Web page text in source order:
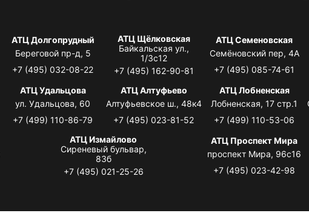
АТЦ Долгопрудный
Береговой пр-д, 5
+7 (495) 032-08-22
АТЦ Щёлковская
Байкальская ул.,
1/3с12
+7 (495) 162-90-81
АТЦ Семеновская
Семёновский пер, 4А
+7 (495) 085-74-61
АТЦ Удальцова
ул. Удальцова, 60
+7 (499) 110-86-79
АТЦ Алтуфьево
Алтуфьевское ш., 48к4
+7 (495) 023-81-52
АТЦ Лобненская
Лобненская, 17 стр.1
+7 (499) 110-53-06
АТЦ Измайлово
Сиреневый бульвар,
83б
+7 (495) 021-25-26
АТЦ Проспект Мира
проспект Мира, 96с16
+7 (495) 023-42-98